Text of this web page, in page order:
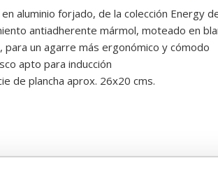
aluminio forjado, de la colección Energy
antiadherente mármol, moteado en
para un agarre más ergonómico y cómodo
apto para inducción
de plancha aprox. 26x20 cms.